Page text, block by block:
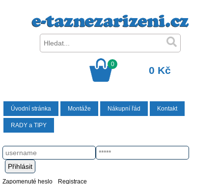
0
0 Kč
Úvodní stránka Montáže Nákupní řád Kontakt
RADY a TIPY
Zapomenuté heslo Registrace